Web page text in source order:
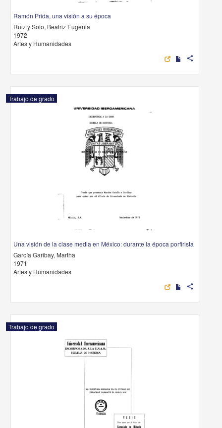
Ramón Prida, una visión a su época
Ruiz y Soto, Beatriz Eugenia
1972
Artes y Humanidades
share
Trabajo de grado
Una visión de la clase media en México: durante la época porfirista
García Garibay, Martha
1971
Artes y Humanidades
share
Trabajo de grado